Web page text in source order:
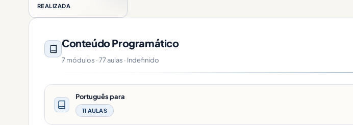
REALIZADA
Conteúdo Programático
7 módulos · 77 aulas · Indefinido
Português para
11 AULAS